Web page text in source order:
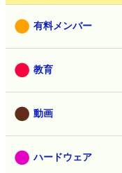
有料メンバー
教育
動画
ハードウェア